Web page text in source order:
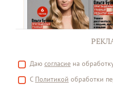
Даю согласие на
С Политикой обработки